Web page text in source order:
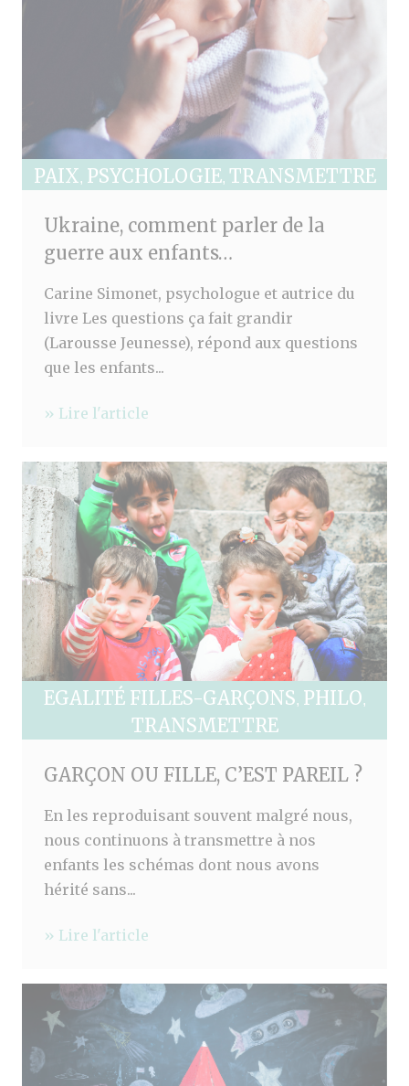
PAIX, PSYCHOLOGIE, TRANSMETTRE
Ukraine, comment parler de la
guerre aux enfants…
Carine Simonet, psychologue et autrice du
livre Les questions ça fait grandir
(Larousse Jeunesse), répond aux questions
que les enfants...
» Lire l'article
EGALITÉ FILLES-GARÇONS, PHILO,
TRANSMETTRE
GARÇON OU FILLE, C’EST PAREIL ?
En les reproduisant souvent malgré nous,
nous continuons à transmettre à nos
enfants les schémas dont nous avons
hérité sans...
» Lire l'article